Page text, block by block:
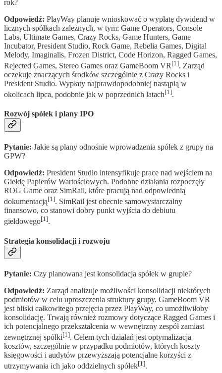
rok?
Odpowiedź: PlayWay planuje wnioskować o wypłatę dywidend w
licznych spółkach zależnych, w tym: Game Operators, Console
Labs, Ultimate Games, Crazy Rocks, Game Hunters, Game
Incubator, President Studio, Rock Game, Rebelia Games, Digital
Melody, Imaginalis, Frozen District, Code Horizon, Ragged Games,
Rejected Games, Stereo Games oraz GameBoom VR [1]. Zarząd
oczekuje znaczących środków szczególnie z Crazy Rocks i
President Studio. Wypłaty najprawdopodobniej nastąpią w
okolicach lipca, podobnie jak w poprzednich latach[1].
Rozwój spółek i plany IPO
Pytanie: Jakie są plany odnośnie wprowadzenia spółek z grupy na
GPW?
Odpowiedź: President Studio intensyfikuje prace nad wejściem na
Giełdę Papierów Wartościowych. Podobne działania rozpoczęły
ROG Game oraz SimRail, które pracują nad odpowiednią
dokumentacją[1]. SimRail jest obecnie samowystarczalny
finansowo, co stanowi dobry punkt wyjścia do debiutu
giełdowego[1].
Strategia konsolidacji i rozwoju
Pytanie: Czy planowana jest konsolidacja spółek w grupie?
Odpowiedź: Zarząd analizuje możliwości konsolidacji niektórych
podmiotów w celu uproszczenia struktury grupy. GameBoom VR
jest bliski całkowitego przejęcia przez PlayWay, co umożliwiłoby
konsolidację. Trwają również rozmowy dotyczące Ragged Games i
ich potencjalnego przekształcenia w wewnętrzny zespół zamiast
zewnętrznej spółki[1]. Celem tych działań jest optymalizacja
kosztów, szczególnie w przypadku podmiotów, których koszty
księgowości i audytów przewyższają potencjalne korzyści z
utrzymywania ich jako oddzielnych spółek[1].